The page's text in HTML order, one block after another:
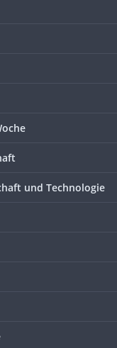
und Technologie